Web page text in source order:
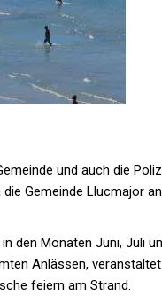
und auch die
Gemeinde Llucmajor
den Monaten Juni, Juli
Anlässen,
feiern am Strand.